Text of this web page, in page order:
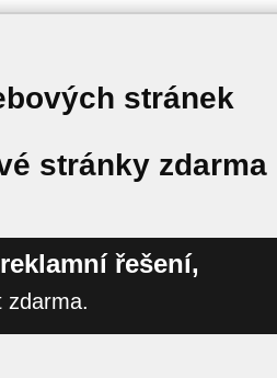
stránek
stránky zdarma
řešení,
zdarma.